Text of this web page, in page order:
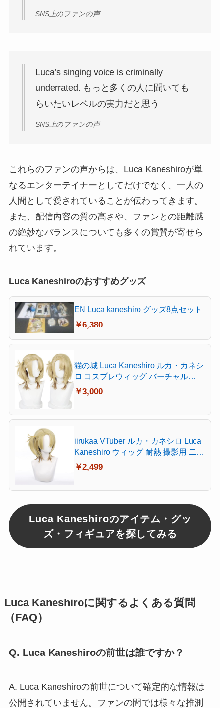
SNS上のファンの声
Luca’s singing voice is criminally
underrated. もっと多くの人に聞いても
らいたいレベルの実力だと思う
SNS上のファンの声
これらのファンの声からは、Luca Kaneshiroが単
なるエンターテイナーとしてだけでなく、一人の
人間として愛されていることが伝わってきます。
また、配信内容の質の高さや、ファンとの距離感
の絶妙なバランスについても多くの賞賛が寄せら
れています。
Luca Kaneshiroのおすすめグッズ
EN Luca kaneshiro グッズ8点セット
￥6,380
猫の城 Luca Kaneshiro ルカ・カネシ
ロ コスプレウィッグ バーチャル
YouTuber VTuber 耐熱 かつら アニメ
仮装 コスチューム小物 パーティー
ネット付き
￥3,000
iirukaa VTuber ルカ・カネシロ Luca
Kaneshiro ウィッグ 耐熱 撮影用 二次
元 グッズ イベント コスプレ ハロウ
イン 変装 仮装
￥2,499
Luca Kaneshiroのアイテム・グッ
ズ・フィギュアを探してみる
Luca Kaneshiroに関するよくある質問
（FAQ）
Q. Luca Kaneshiroの前世は誰ですか？
A. Luca Kaneshiroの前世について確定的な情報は
公開されていません。ファンの間では様々な推測